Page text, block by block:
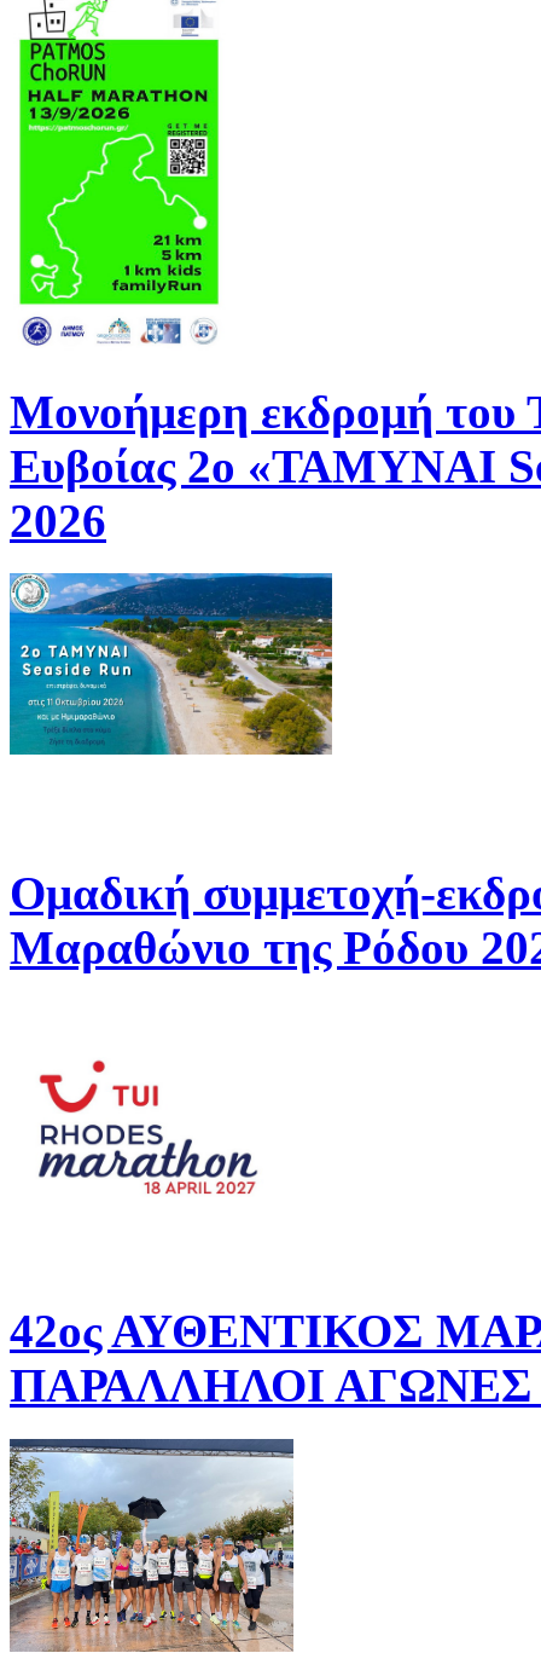
Μονοήμερη εκδρομή
Ευβοίας 2ο «ΤΑΜΥΝΑΙ
2026
Ομαδική συμμετοχή-
Μαραθώνιο της Ρόδου
42ος ΑΥΘΕΝΤΙΚΟΣ
ΠΑΡΑΛΛΗΛΟΙ ΑΓΩΝΕΣ